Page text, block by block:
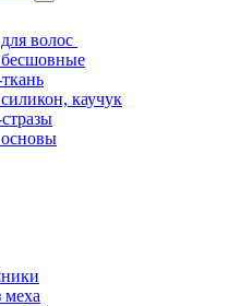
волос
каучук
меха